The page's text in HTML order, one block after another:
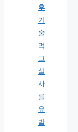
후
기
술
먹
고
설
사
를
유
발